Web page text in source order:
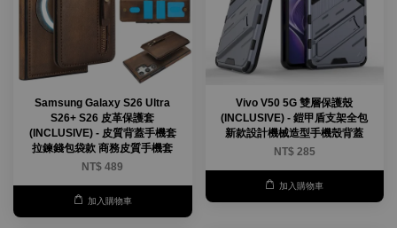
Samsung Galaxy S26 Ultra
S26+ S26 皮革保護套
(INCLUSIVE) - 皮質背蓋手機套
拉鍊錢包袋款 商務皮質手機套
NT$ 489
加入購物車
Vivo V50 5G 雙層保護殼
(INCLUSIVE) - 鎧甲盾支架全包
新款設計機械造型手機殼背蓋
NT$ 285
加入購物車